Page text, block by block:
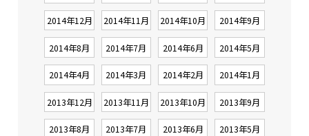
2014年12月 2014年11月 2014年10月 2014年9月
2014年8月 2014年7月 2014年6月 2014年5月
2014年4月 2014年3月 2014年2月 2014年1月
2013年12月 2013年11月 2013年10月 2013年9月
2013年8月 2013年7月 2013年6月 2013年5月